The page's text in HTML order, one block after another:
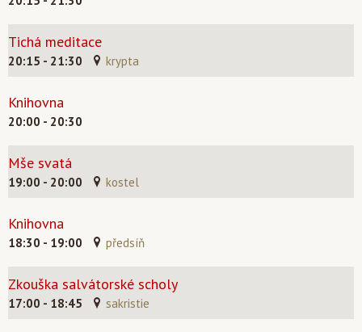
Tichá meditace
20:15 - 21:30 krypta
Knihovna
20:00 - 20:30
Mše svatá
19:00 - 20:00 kostel
Knihovna
18:30 - 19:00 předsíň
Zkouška salvátorské scholy
17:00 - 18:45 sakristie